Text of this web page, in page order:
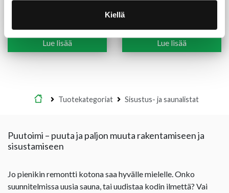
Kiellä
Varjolista 15X18X3300
Lue lisää
Kolmiolista 15X15X2400
mm
Lue lisää
Etusivu
Tuotekategoriat Sisustus- ja saunalistat
Puutoimi – puuta ja paljon muuta rakentamiseen ja
sisustamiseen
Jo pienikin remontti kotona saa hyvälle mielelle. Onko
suunnitelmissa uusia sauna, tai uudistaa kodin ilmettä? Vai